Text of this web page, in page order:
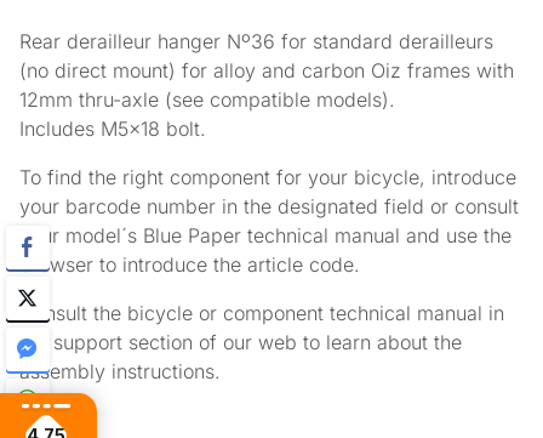
Rear derailleur hanger Nº36 for standard derailleurs
(no direct mount) for alloy and carbon Oiz frames with
12mm thru-axle (see compatible models).
Includes M5x18 bolt.
To find the right component for your bicycle, introduce
your barcode number in the designated field or consult
your model´s Blue Paper technical manual and use the
browser to introduce the article code.
Consult the bicycle or component technical manual in
the support section of our web to learn about the
assembly instructions.